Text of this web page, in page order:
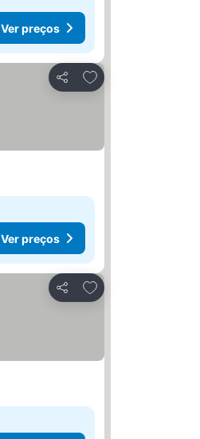
Ver preços
Partilhar
Adicionar aos
Ver preços
Partilhar
Adicionar aos